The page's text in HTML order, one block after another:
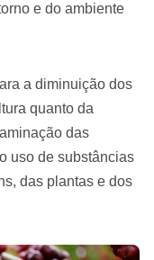
e do ambiente
a diminuição dos
quanto da
das
uso de substâncias
das plantas e dos